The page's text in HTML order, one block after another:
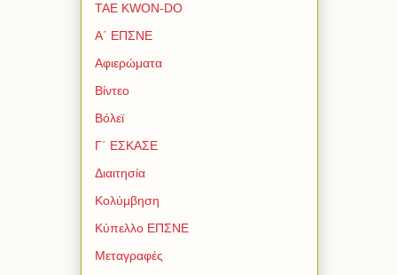
TAE KWON-DO
Α΄ ΕΠΣΝΕ
Αφιερώματα
Βίντεο
Βόλεϊ
Γ΄ ΕΣΚΑΣΕ
Διαιτησία
Κολύμβηση
Κύπελλο ΕΠΣΝΕ
Μεταγραφές